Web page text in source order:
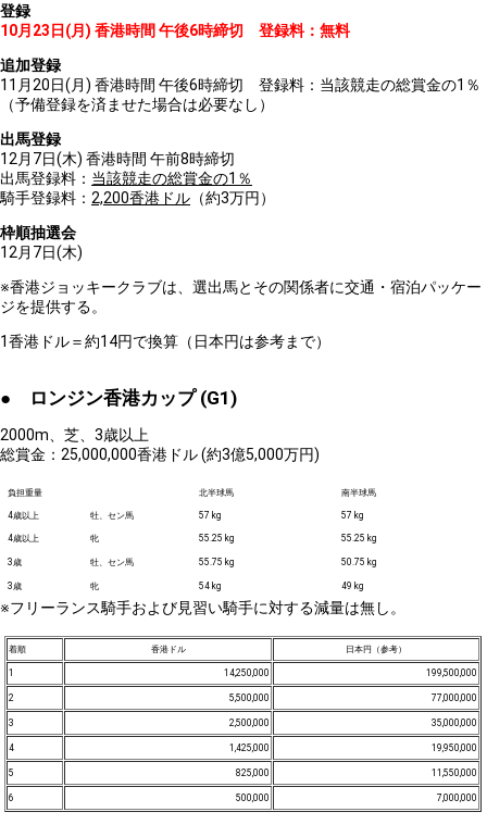
登録
10月23日(月) 香港時間 午後6時締切 登録料：無料
追加登録
11月20日(月) 香港時間 午後6時締切 登録料：当該競走の総賞金の1％
（予備登録を済ませた場合は必要なし）
出馬登録
12月7日(木) 香港時間 午前8時締切
出馬登録料： 当該競走の総賞金の1％
騎手登録料： 2,200香港ドル （約3万円）
枠順抽選会
12月7日(木)
※香港ジョッキークラブは、選出馬とその関係者に交通・宿泊パッケー
ジを提供する。
1香港ドル＝約14円で換算（日本円は参考まで）
● ロンジン香港カップ (G1)
2000m、芝、3歳以上
総賞金：25,000,000香港ドル (約3億5,000万円)
負担重量 北半球馬 南半球馬
4歳以上 牡、セン馬 57 kg 57 kg
4歳以上 牝 55.25 kg 55.25 kg
3歳 牡、セン馬 55.75 kg 50.75 kg
3歳 牝 54 kg 49 kg
※フリーランス騎手および見習い騎手に対する減量は無し。
着順 香港ドル 日本円（参考）
1 14,250,000 199,500,000
2 5,500,000 77,000,000
3 2,500,000 35,000,000
4 1,425,000 19,950,000
5 825,000 11,550,000
6 500,000 7,000,000